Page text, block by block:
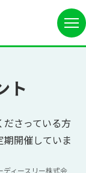
ト
さっている方
開催していま
ィースリー株式会